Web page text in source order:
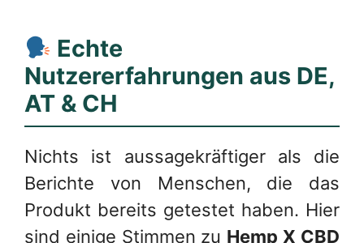
Echte
Nutzererfahrungen aus DE,
AT & CH
Nichts ist aussagekräftiger als die
Berichte von Menschen, die das
Produkt bereits getestet haben. Hier
sind einige Stimmen zu Hemp X CBD